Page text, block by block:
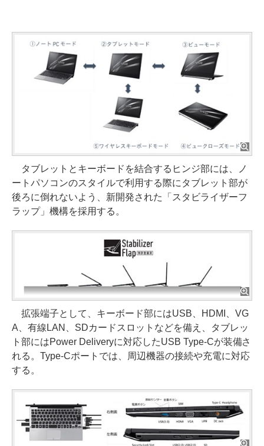
タブレットとキーボードを結合するヒンジ部には、ノ
ートパソコンのスタイルで利用する際にタブレット部が
後ろに倒れないよう、新開発された「スタビライザーフ
ラップ」機構を採用する。
拡張端子として、キーボード部にはUSB、HDMI、VG
A、有線LAN、SDカードスロットなどを備え、タブレッ
ト部にはPower Deliveryに対応したUSB Type-Cが装備さ
れる。Type-Cポートでは、周辺機器の接続や充電に対応
する。